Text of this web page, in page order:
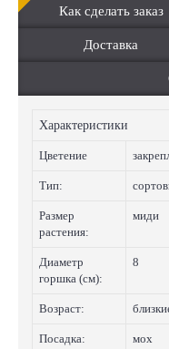
Как сделать заказ
Доставка
Характеристики
Цветение
Тип:
Размер
растения:
миди
Диаметр
горшка (см):
8
Возраст:
Посадка: мох